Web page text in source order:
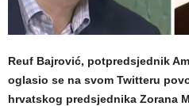
Reuf Bajrović, potpredsjednik
oglasio se na svom Twitteru
hrvatskog predsjednika Zorana